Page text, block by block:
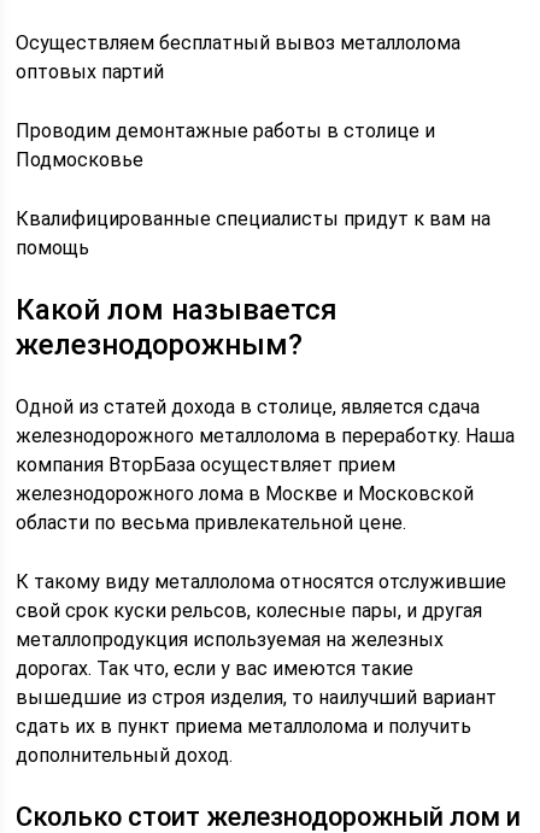
Осуществляем бесплатный вывоз металлолома
оптовых партий
Проводим демонтажные работы в столице и
Подмосковье
Квалифицированные специалисты придут к вам на
помощь
Какой лом называется
железнодорожным?
Одной из статей дохода в столице, является сдача
железнодорожного металлолома в переработку. Наша
компания ВторБаза осуществляет прием
железнодорожного лома в Москве и Московской
области по весьма привлекательной цене.
К такому виду металлолома относятся отслужившие
свой срок куски рельсов, колесные пары, и другая
металлопродукция используемая на железных
дорогах. Так что, если у вас имеются такие
вышедшие из строя изделия, то наилучший вариант
сдать их в пункт приема металлолома и получить
дополнительный доход.
Сколько стоит железнодорожный лом и